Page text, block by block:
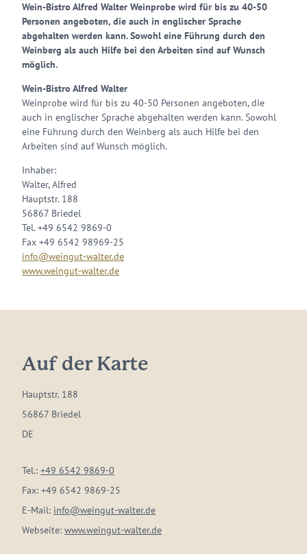
Wein-Bistro Alfred Walter Weinprobe wird für bis zu 40-50
Personen angeboten, die auch in englischer Sprache
abgehalten werden kann. Sowohl eine Führung durch den
Weinberg als auch Hilfe bei den Arbeiten sind auf Wunsch
möglich.
Wein-Bistro Alfred Walter
Weinprobe wird für bis zu 40-50 Personen angeboten, die
auch in englischer Sprache abgehalten werden kann. Sowohl
eine Führung durch den Weinberg als auch Hilfe bei den
Arbeiten sind auf Wunsch möglich.
Inhaber:
Walter, Alfred
Hauptstr. 188
56867 Briedel
Tel. +49 6542 9869-0
Fax +49 6542 98969-25
info@weingut-walter.de
www.weingut-walter.de
Auf der Karte
Hauptstr. 188
56867 Briedel
DE
Tel.: +49 6542 9869-0
Fax: +49 6542 9869-25
E-Mail: info@weingut-walter.de
Webseite: www.weingut-walter.de